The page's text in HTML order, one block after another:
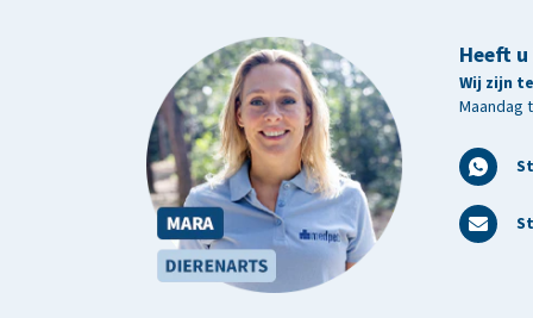
Heeft
Wij zijn
Maandag